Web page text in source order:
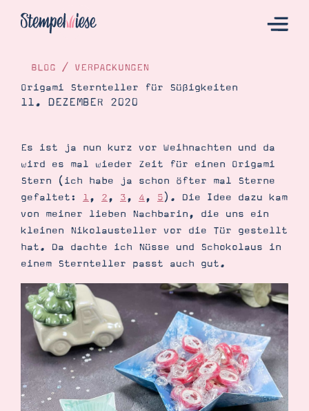
Katalog
Bestellen
Kontakt
Angebote
Demonstrator werden
Blog
Gutscheine
Produkte erklärt
Über mich
Über Stampin’ Up!
BLOG / VERPACKUNGEN
Origami Sternteller für Süßigkeiten
11. DEZEMBER 2020
Es ist ja nun kurz vor Weihnachten und da
wird es mal wieder Zeit für einen Origami
Stern (ich habe ja schon öfter mal Sterne
gefaltet: 1, 2, 3, 4, 5 ). Die Idee dazu kam
von meiner lieben Nachbarin, die uns ein
kleinen Nikolausteller vor die Tür gestellt
hat. Da dachte ich Nüsse und Schokolaus in
einem Sternteller passt auch gut.